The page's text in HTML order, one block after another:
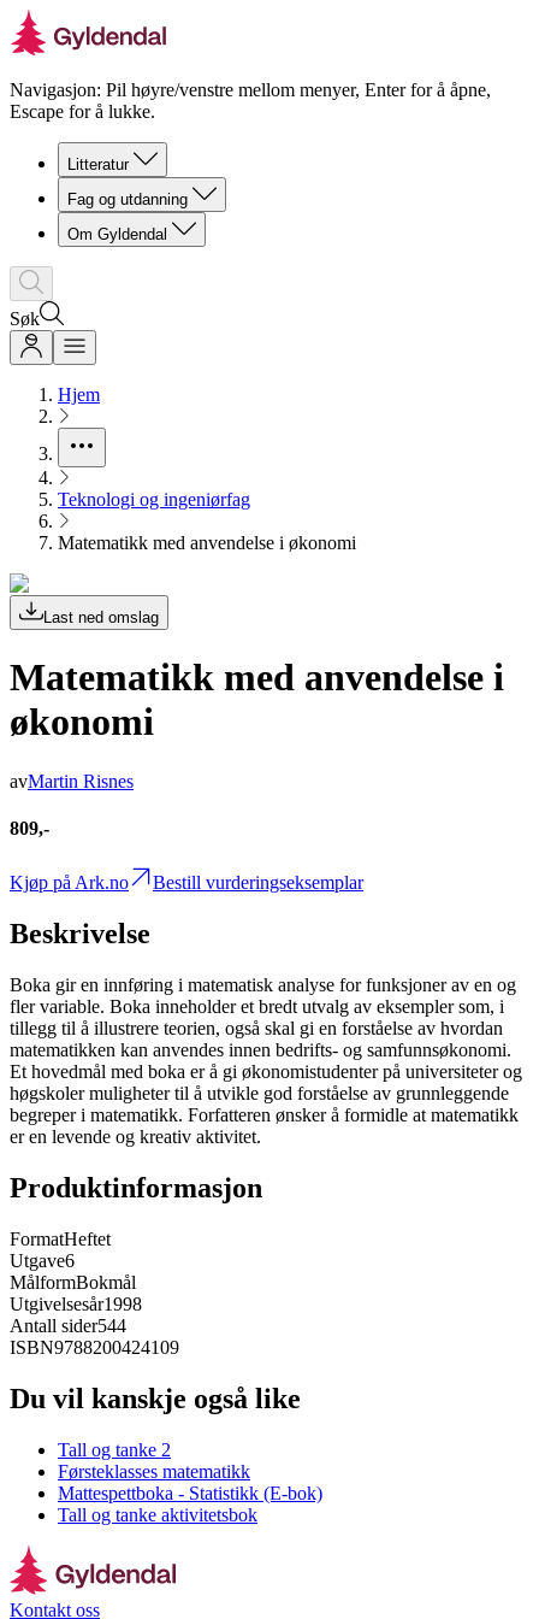
Navigasjon: Pil høyre/venstre mellom menyer, Enter for å åpne,
Escape for å lukke.
Litteratur
Fag og utdanning
Om Gyldendal
Søk
Hjem
Teknologi og ingeniørfag
Matematikk med anvendelse i økonomi
Last ned omslag
Matematikk med anvendelse i
økonomi
avMartin Risnes
809,-
Kjøp på Ark.no Bestill vurderingseksemplar
Beskrivelse
Boka gir en innføring i matematisk analyse for funksjoner av en og
fler variable. Boka inneholder et bredt utvalg av eksempler som, i
tillegg til å illustrere teorien, også skal gi en forståelse av hvordan
matematikken kan anvendes innen bedrifts- og samfunnsøkonomi.
Et hovedmål med boka er å gi økonomistudenter på universiteter og
høgskoler muligheter til å utvikle god forståelse av grunnleggende
begreper i matematikk. Forfatteren ønsker å formidle at matematikk
er en levende og kreativ aktivitet.
Produktinformasjon
FormatHeftet
Utgave6
MålformBokmål
Utgivelsesår1998
Antall sider544
ISBN9788200424109
Du vil kanskje også like
Tall og tanke 2
Førsteklasses matematikk
Mattespettboka - Statistikk (E-bok)
Tall og tanke aktivitetsbok
Kontakt oss